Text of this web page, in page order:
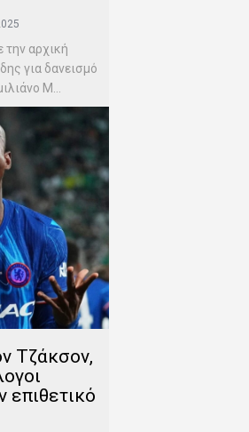
την αρχική
για δανεισμό
Μ...
Τζάκσον,
επιθετικό